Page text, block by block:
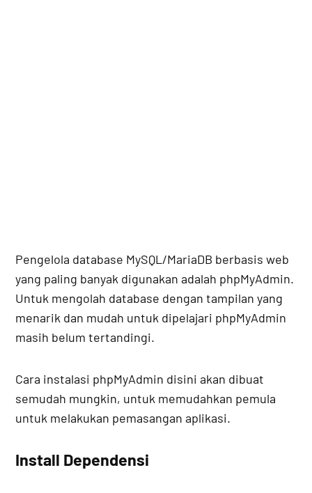
Pengelola database MySQL/MariaDB berbasis web
yang paling banyak digunakan adalah phpMyAdmin.
Untuk mengolah database dengan tampilan yang
menarik dan mudah untuk dipelajari phpMyAdmin
masih belum tertandingi.
Cara instalasi phpMyAdmin disini akan dibuat
semudah mungkin, untuk memudahkan pemula
untuk melakukan pemasangan aplikasi.
Install Dependensi